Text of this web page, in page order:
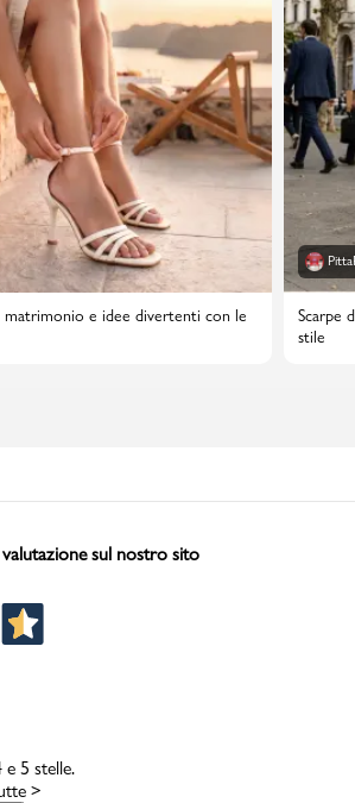
matrimonio e idee divertenti con le
Scarpe
stile
valutazione sul nostro sito
5 stelle.
>